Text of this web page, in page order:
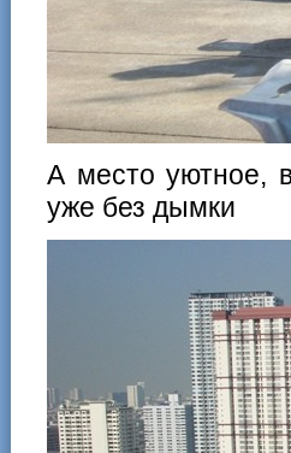
А место уютное,
уже без дымки